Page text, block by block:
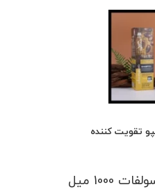
تقویت کننده
میل